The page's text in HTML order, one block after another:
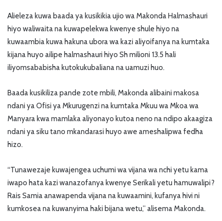
Alieleza kuwa baada ya kusikikia ujio wa Makonda Halmashauri
hiyo waliwaita na kuwapelekwa kwenye shule hiyo na
kuwaambia kuwa hakuna ubora wa kazi aliyoifanya na kumtaka
kijana huyo ailipe halmashauri hiyo Sh milioni 13.5 hali
iliyomsababisha kutokukubaliana na uamuzi huo.
Baada kusikiliza pande zote mbili, Makonda alibaini makosa
ndani ya Ofisi ya Mkurugenzi na kumtaka Mkuu wa Mkoa wa
Manyara kwa mamlaka aliyonayo kutoa neno na ndipo akaagiza
ndani ya siku tano mkandarasi huyo awe ameshalipwa fedha
hizo.
“Tunawezaje kuwajengea uchumi wa vijana wa nchi yetu kama
iwapo hata kazi wanazofanya kwenye Serikali yetu hamuwalipi?
Rais Samia anawapenda vijana na kuwaamini, kufanya hivi ni
kumkosea na kuwanyima haki bijana wetu,” alisema Makonda.